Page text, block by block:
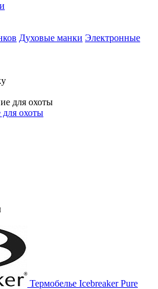
Духовые манки Электронные
охоты
Термобелье Icebreaker Pure